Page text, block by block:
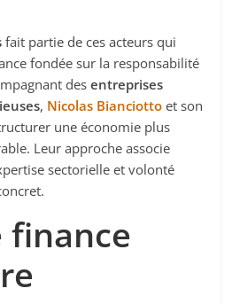
fait partie de ces acteurs qui
fondée sur la responsabilité
desentreprises
, Nicolas Bianciotto et son
une économie plus
Leur approche associe
sectorielle et volonté
finance